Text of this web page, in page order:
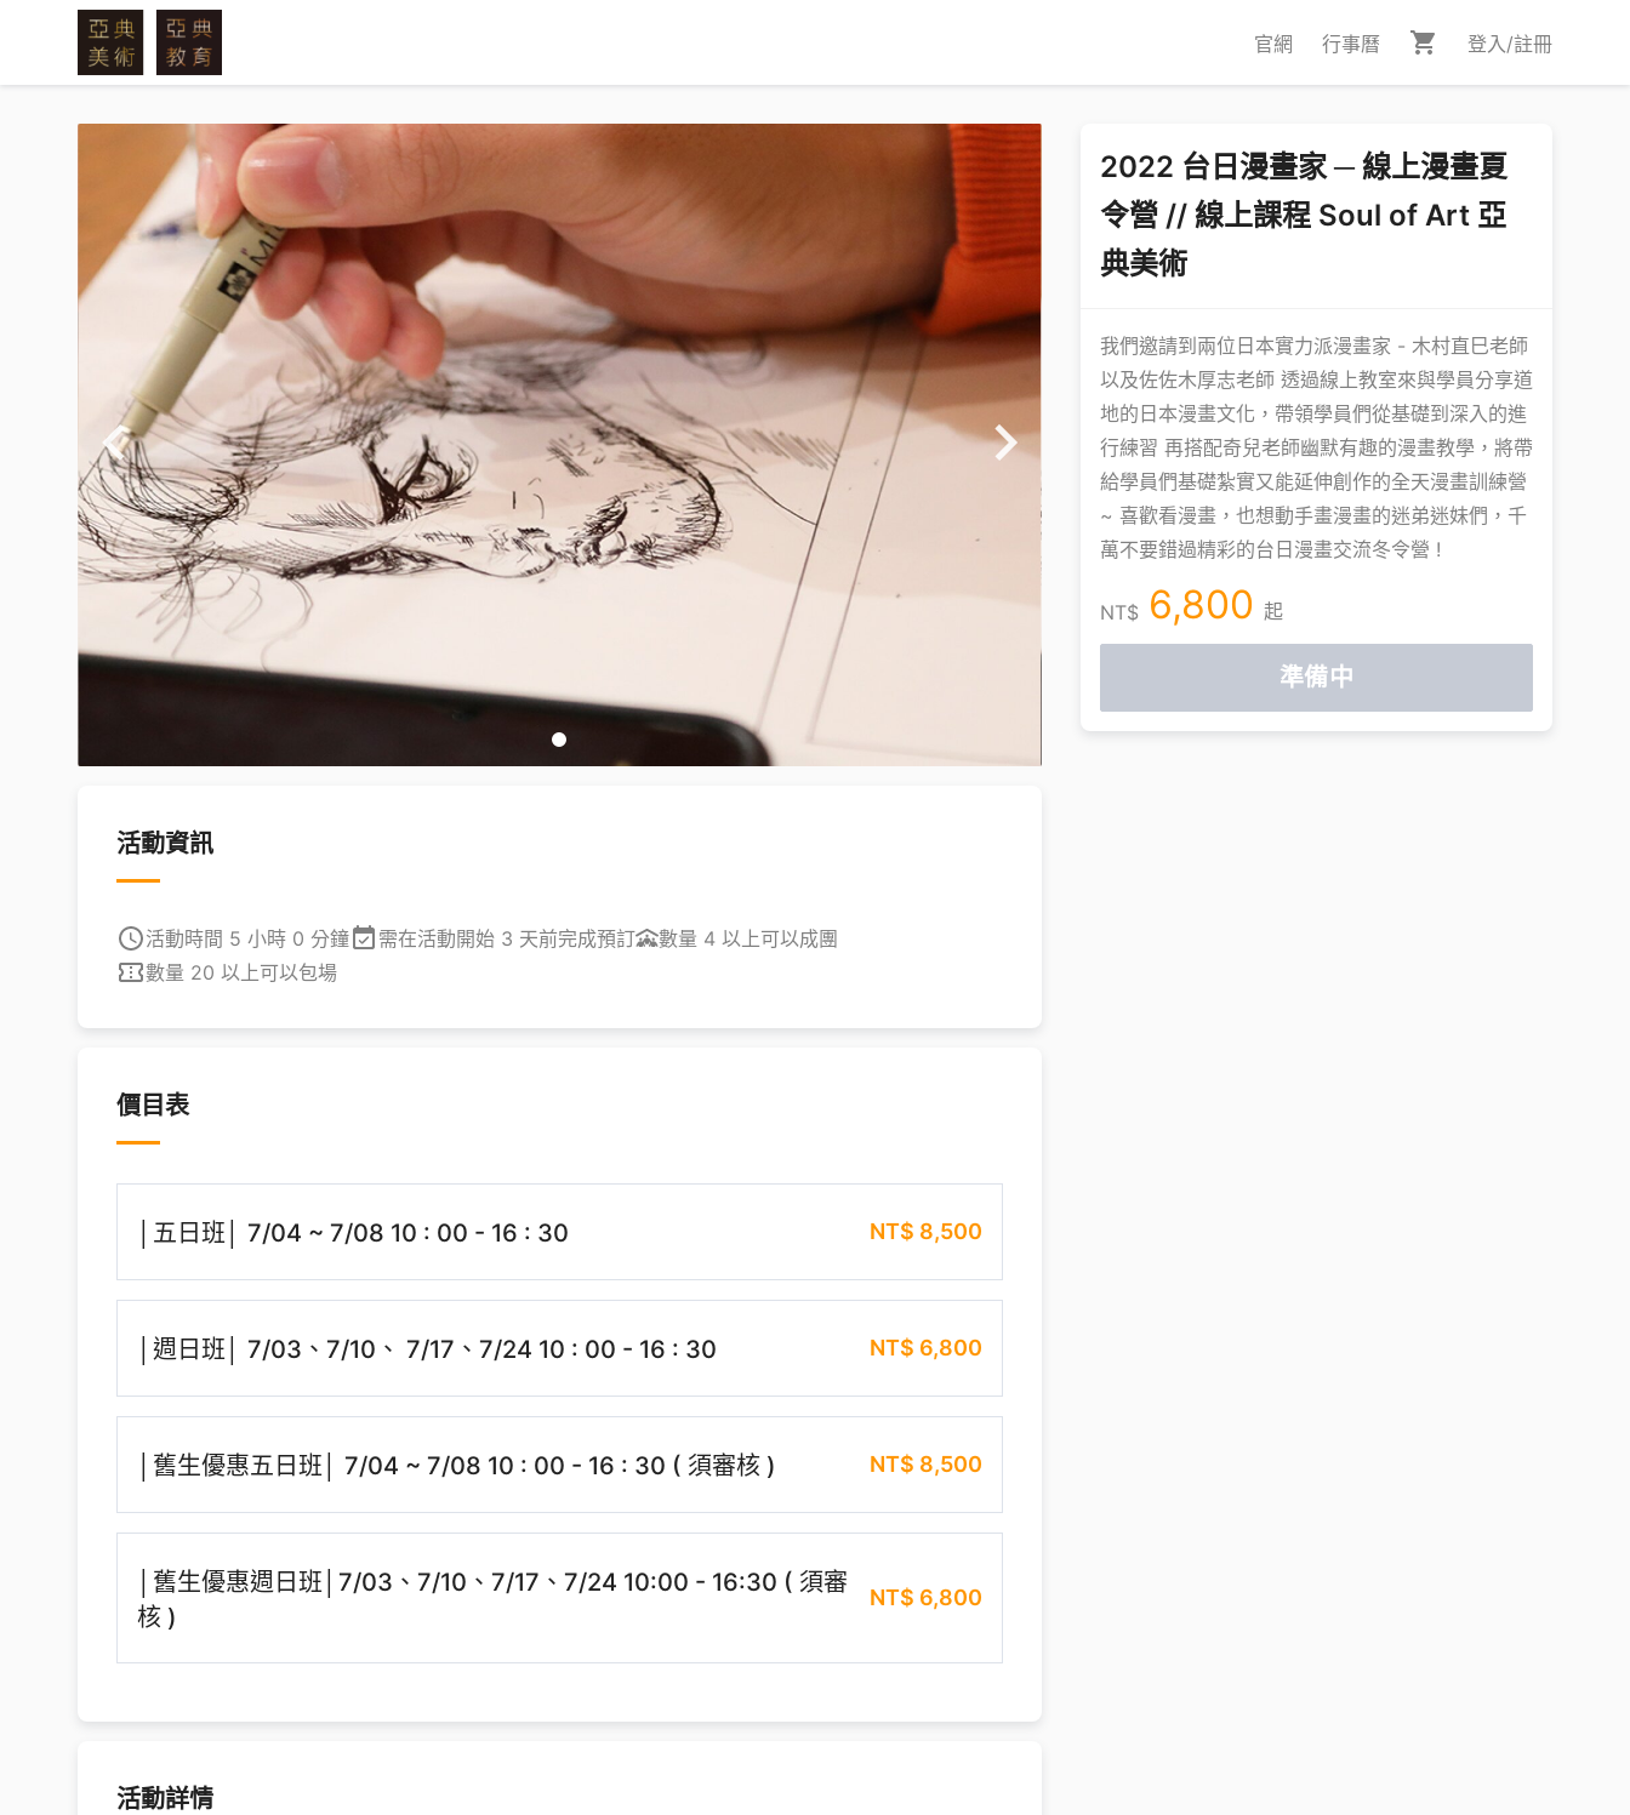
官網 行事曆 登入/註冊
活動資訊
活動時間 5 小時 0 分鐘 需在活動開始 3 天前完成預訂
數量 4 以上可以成團
數量 20 以上可以包場
價目表
│五日班│ 7/04 ~ 7/08 10 : 00 - 16 : 30 NT$ 8,500
│週日班│ 7/03、7/10、 7/17、7/24 10 : 00 - 16 : 30 NT$ 6,800
│舊生優惠五日班│ 7/04 ~ 7/08 10 : 00 - 16 : 30 ( 須審核 ) NT$ 8,500
│舊生優惠週日班│7/03、7/10、7/17、7/24 10:00 - 16:30 ( 須審
核 )
NT$ 6,800
活動詳情
2022 台日漫畫家 ─ 線上漫畫夏
令營 // 線上課程 Soul of Art 亞
典美術
我們邀請到兩位日本實力派漫畫家 - 木村直巳老師
以及佐佐木厚志老師 透過線上教室來與學員分享道
地的日本漫畫文化，帶領學員們從基礎到深入的進
行練習 再搭配奇兒老師幽默有趣的漫畫教學，將帶
給學員們基礎紮實又能延伸創作的全天漫畫訓練營
~ 喜歡看漫畫，也想動手畫漫畫的迷弟迷妹們，千
萬不要錯過精彩的台日漫畫交流冬令營 !
NT$ 6,800 起
準備中